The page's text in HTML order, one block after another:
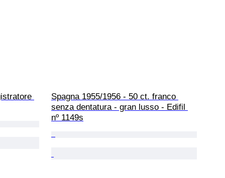
Spagna 1955/1956 - 50 ct. franco
senza dentatura - gran lusso - Edifil
nº 1149s